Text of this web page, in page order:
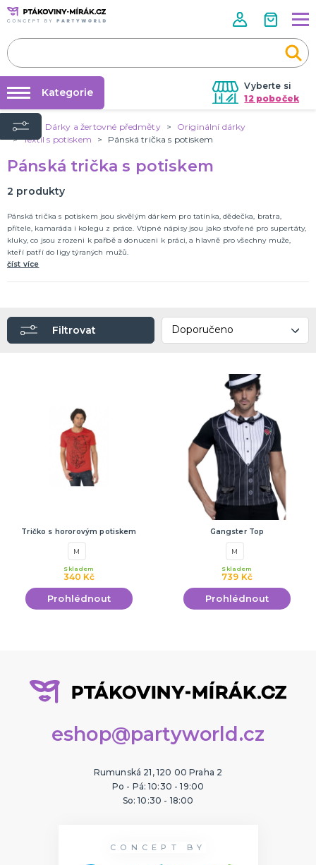
Vyberte si
12 poboček
Půjčovna kostýmů
Prodejny
Rozvoz
Párty Blog
O nás
Kategorie
KOSTÝMY A DOPLŇKY
Zvířata
Vánoce
Klauni
Kovbojové a indiáni
Velikonoce
Pohádky
Film a TV
Holky
Halloween
Historické
Piráti
Teens
Uniformy
Frozen
DALŠÍ KATEGORIE
DOPLŇKY A MAKEUP
Pálení čarodějnic
Doplňky
PÁRTY DEKORACE
Narozeninové oslavy
DÁRKY A ŽERTOVNÉ PŘEDMĚTY
Ptákoviny, žerty, srandičky
Originální dárky
Úvod Dárky a žertovné předměty
Originální dárky
Textil s potiskem
Pánská trička s potiskem
Pánská trička s potiskem
2 produkty
Pánská trička s potiskem jsou skvělým dárkem pro tatínka, dědečka, bratra,
přítele, kamaráda i kolegu z práce. Vtipné nápisy jsou jako stvořené pro supertáty,
kluky, co jsou zrozeni k pařbě a donuceni k práci, a hlavně pro všechny muže,
kteří patří do ligy týraných mužů.
číst více
Filtrovat
Tričko s hororovým potiskem
M
340 Kč
Skladem
Prohlédnout
Gangster Top
M
739 Kč
Skladem
Prohlédnout
eshop@partyworld.cz
Rumunská 21, 120 00 Praha 2
Po - Pá: 10:30 - 19:00
So: 10:30 - 18:00
CONCEPT BY